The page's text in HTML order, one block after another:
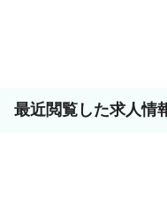
最近閲覧した求人情